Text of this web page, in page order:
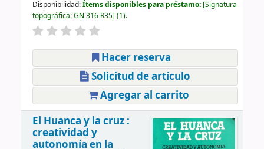
Disponibilidad:Ítems disponibles para préstamo: Signatura
topográfica:GN 316 R35 (1).
Hacer reserva
Solicitud de artículo
Agregar al carrito
El Huanca y la cruz :
creatividad y
autonomía en la